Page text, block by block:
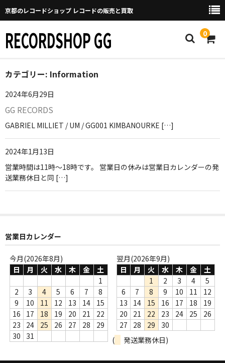
京都のレコードショップ レコードの販売と買取
RECORDSHOP GG 0
Home
マイページ
GGについて
買取について
取り置きなどについて
Categories
GG RECORD （当店のレーベル）
全商品
JAZZ-US
BLUE NOTE
JAZZ-EU
カテゴリー: Information
2024年6月29日
GG RECORDS
GABRIEL MILLIET / UM / GG001 KIMBANOURKE […]
2024年1月13日
営業時間は11時〜18時です。 営業日の休みは営業日カレンダーの発
送業務休日と同 […]
営業日カレンダー
今月(2026年8月)
日
月 火 水 木 金
土
1
2
3 4 5 6 7
8
9
10 11 12 13 14
15
16
17 18 19 20 21
22
23
24 25 26 27 28
29
30
31
翌月(2026年9月)
日
月 火 水 木 金
土
1
2 3 4
5
6
7 8 9 10 11
12
13
14 15 16 17 18
19
20
21 22 23 24 25
26
27
28 29
30
(
発送業務休日)